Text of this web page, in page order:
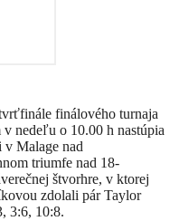
finálového turnaja
nedeľu o 10.00 h nastúpia
Malage nad
triumfe nad 18-
štvorhre, v ktorej
zdolali pár Taylor
3:6, 10:8.